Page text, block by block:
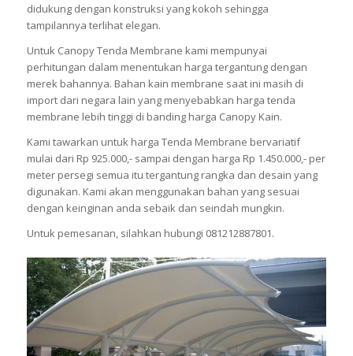
didukung dengan konstruksi yang kokoh sehingga
tampilannya terlihat elegan.
Untuk Canopy Tenda Membrane kami mempunyai
perhitungan dalam menentukan harga tergantung dengan
merek bahannya. Bahan kain membrane saat ini masih di
import dari negara lain yang menyebabkan harga tenda
membrane lebih tinggi di banding harga Canopy Kain.
Kami tawarkan untuk harga Tenda Membrane bervariatif
mulai dari Rp 925.000,- sampai dengan harga Rp 1.450.000,- per
meter persegi semua itu tergantung rangka dan desain yang
digunakan. Kami akan menggunakan bahan yang sesuai
dengan keinginan anda sebaik dan seindah mungkin.
Untuk pemesanan, silahkan hubungi 081212887801.